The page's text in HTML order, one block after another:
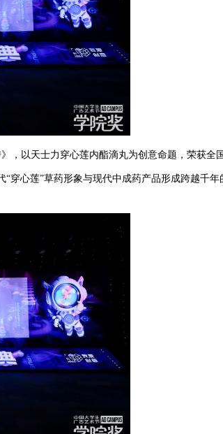
，以天士力穿心莲内酯滴丸为创意命题，荣获全
“穿心莲”草药形象与现代中成药产品形成跨越千